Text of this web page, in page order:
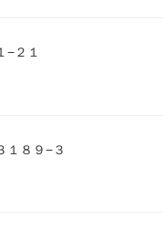
−２１
１８９−３